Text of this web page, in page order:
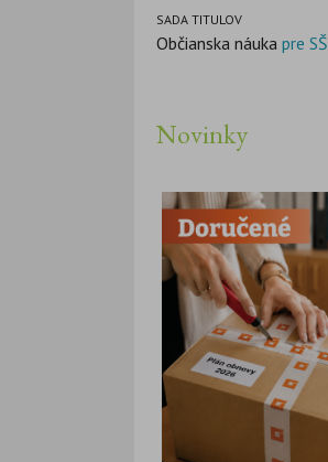
SADA TITULOV
Občianska náuka pre SŠ
Novinky